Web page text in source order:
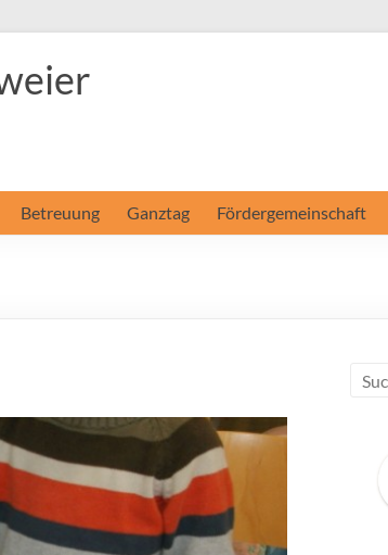
Betreuung Ganztag Fördergemeinschaft